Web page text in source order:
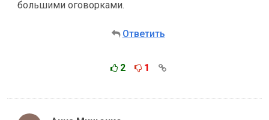
большими оговорками.
Ответить
2 1